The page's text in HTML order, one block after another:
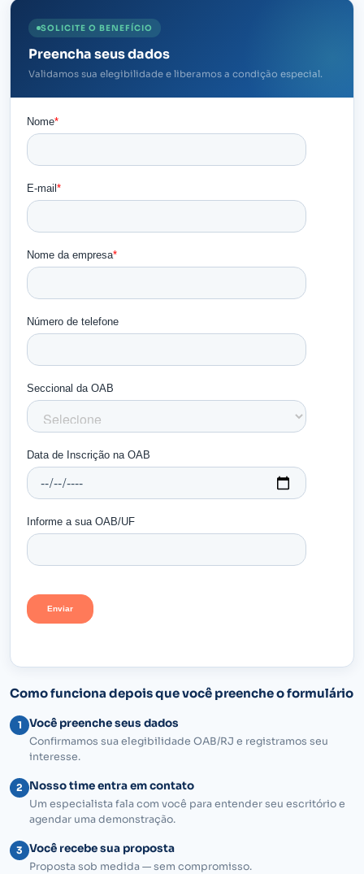
SOLICITE O BENEFÍCIO
Preencha seus dados
Validamos sua elegibilidade e liberamos a condição especial.
Como funciona depois que você preenche o formulário
1 Você preenche seus dados
Confirmamos sua elegibilidade OAB/RJ e registramos seu
interesse.
2 Nosso time entra em contato
Um especialista fala com você para entender seu escritório e
agendar uma demonstração.
3 Você recebe sua proposta
Proposta sob medida — sem compromisso.